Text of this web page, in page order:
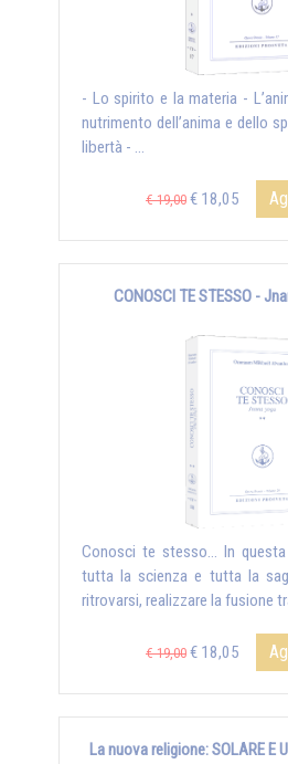
- Lo spirito e la materia -
nutrimento dell’anima e dello
libertà - ...
€ 19,00 € 18,05
CONOSCI TE STESSO -
Conosci te stesso... In
tutta la scienza e tutta la
ritrovarsi, realizzare la fusione
€ 19,00 € 18,05
La nuova religione: SOLARE E